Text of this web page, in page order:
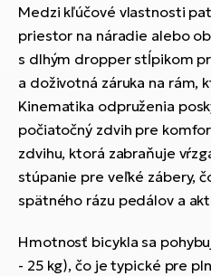
Medzi kľúčové vlastnosti
priestor na náradie alebo
s dlhým dropper stĺpikom
a doživotná záruka na rám,
Kinematika odpruženia
počiatočný zdvih pre
zdvihu, ktorá zabraňuje
stúpanie pre veľké zábery,
spätného rázu pedálov a
Hmotnosť bicykla sa
- 25 kg), čo je typické pre